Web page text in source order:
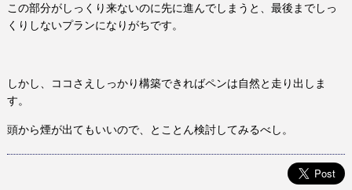
この部分がしっくり来ないのに先に進んでしまうと、最後までしっ
くりしないプランになりがちです。
しかし、ココさえしっかり構築できればペンは自然と走り出しま
す。
頭から煙が出てもいいので、とことん検討してみるべし。